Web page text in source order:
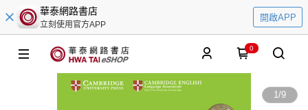
華泰網路書店
立刻使用官方APP
開啟APP
0
1/9